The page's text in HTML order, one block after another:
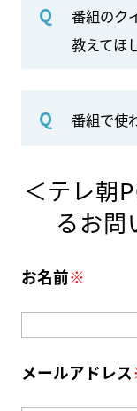
Q
番組のク
教えてほ
Q 番組で使
＜テレ朝
るお問
お名前※
メールアドレス